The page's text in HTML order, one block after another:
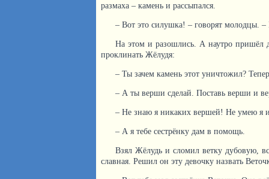
размаха – камень и рассыпался.
– Вот это силушка! – говорят молодцы.
На этом и разошлись. А наутро пришёл
проклинать Жёлудя:
– Ты зачем камень этот уничтожил?
– А ты верши сделай. Поставь верши и
– Не знаю я никаких вершей! Не умею я
– А я тебе сестрёнку дам в помощь.
Взял Жёлудь и сломил ветку дубовую,
славная. Решил он эту девочку назвать